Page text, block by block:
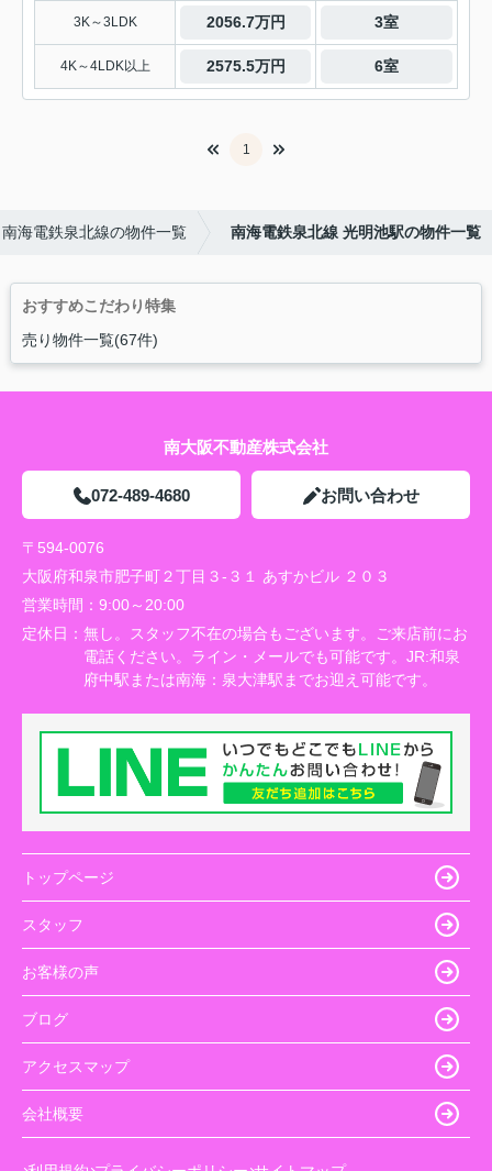
3K～3LDK 2056.7万円 3室
4K～4LDK以上 2575.5万円 6室
1
南海電鉄泉北線の物件一覧 南海電鉄泉北線 光明池駅の物件一覧
おすすめこだわり特集
売り物件一覧(67件)
南大阪不動産株式会社
072-489-4680 お問い合わせ
〒594-0076
大阪府和泉市肥子町２丁目３-３１ あすかビル ２０３
営業時間： 9:00～20:00
定休日： 無し。スタッフ不在の場合もございます。ご来店前にお
電話ください。ライン・メールでも可能です。JR:和泉
府中駅または南海：泉大津駅までお迎え可能です。
トップページ
スタッフ
お客様の声
ブログ
アクセスマップ
会社概要